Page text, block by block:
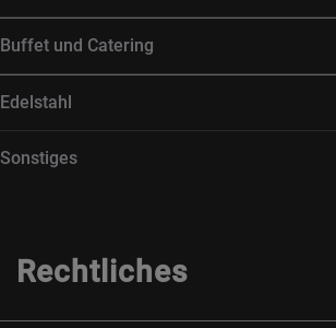
Buffet und Catering
Edelstahl
Sonstiges
Rechtliches